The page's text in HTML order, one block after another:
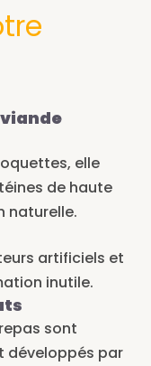
elle
de haute
naturelle.
artificiels et
inutile.
sont
développés par